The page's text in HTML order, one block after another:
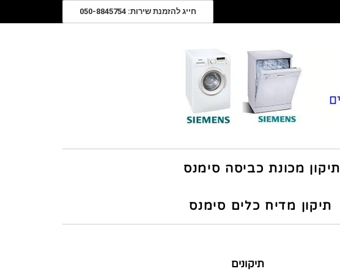
חייג להזמנת שירות: 050-8845754
תיקון מכונת כביסה סימנס
תיקון מדיח כלים סימנס
תיקונים